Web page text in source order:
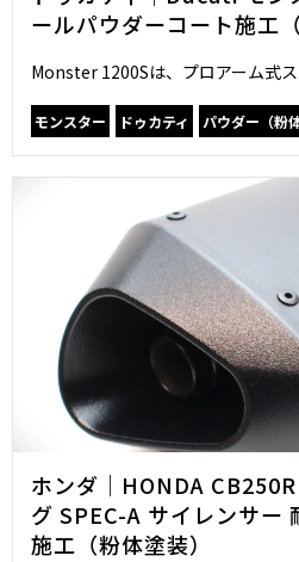
ールパウダーコート施工
Monster 1200Sは、プロアーム式
モンスター ドゥカティ パウダー（粉
ホンダ｜HONDA
グ SPEC-A サイレンサー
施工（粉体塗装）